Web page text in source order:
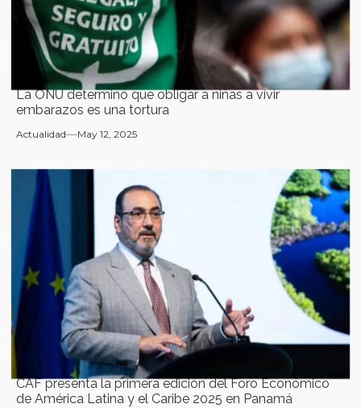
La ONU determinó que obligar a niñas a vivir
embarazos es una tortura
Actualidad May 12, 2025
CAF presenta la primera edición del Foro Económico
de América Latina y el Caribe 2025 en Panamá